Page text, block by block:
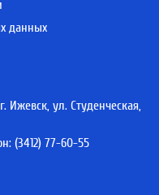
данных
Ижевск, ул. Студенческая,
(3412) 77-60-55